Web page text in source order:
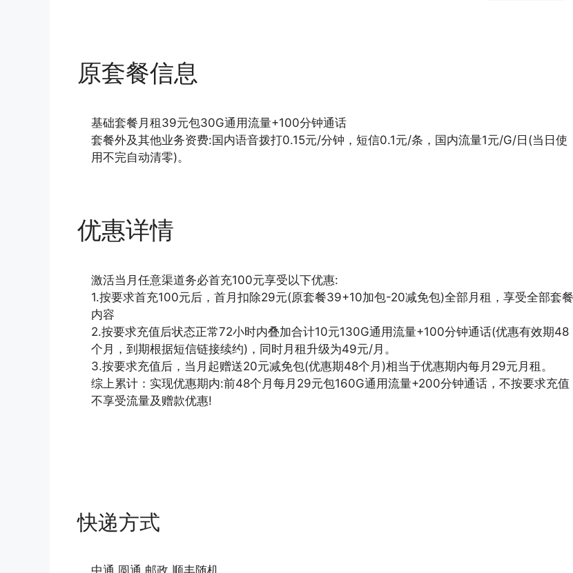
原套餐信息
基础套餐月租39元包30G通用流量+100分钟通话
套餐外及其他业务资费:国内语音拨打0.15元/分钟，短信0.1元/条，国内流量1元/G/日(当日使
用不完自动清零)。
优惠详情
激活当月任意渠道务必首充100元享受以下优惠:
1.按要求首充100元后，首月扣除29元(原套餐39+10加包-20减免包)全部月租，享受全部套餐
内容
2.按要求充值后状态正常72小时内叠加合计10元130G通用流量+100分钟通话(优惠有效期48
个月，到期根据短信链接续约)，同时月租升级为49元/月。
3.按要求充值后，当月起赠送20元减免包(优惠期48个月)相当于优惠期内每月29元月租。
综上累计：实现优惠期内:前48个月每月29元包160G通用流量+200分钟通话，不按要求充值
不享受流量及赠款优惠!
快递方式
中通 圆通 邮政 顺丰随机